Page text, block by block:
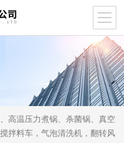
高温压力煮锅、杀菌锅、真空
拌料车，气泡清洗机，翻转风